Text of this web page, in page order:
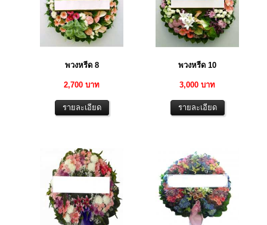
พวงหรีด 8
2,700 บาท
พวงหรีด 10
3,000 บาท